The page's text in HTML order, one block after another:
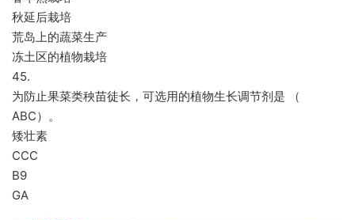
秋延后栽培
荒岛上的蔬菜生产
冻土区的植物栽培
45.
为防止果菜类秧苗徒长，可选用的植物生长调节剂是 （
ABC）。
矮壮素
CCC
B9
GA